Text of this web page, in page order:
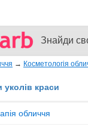
Знайди
→ Косметологія
уколів краси
обличчя